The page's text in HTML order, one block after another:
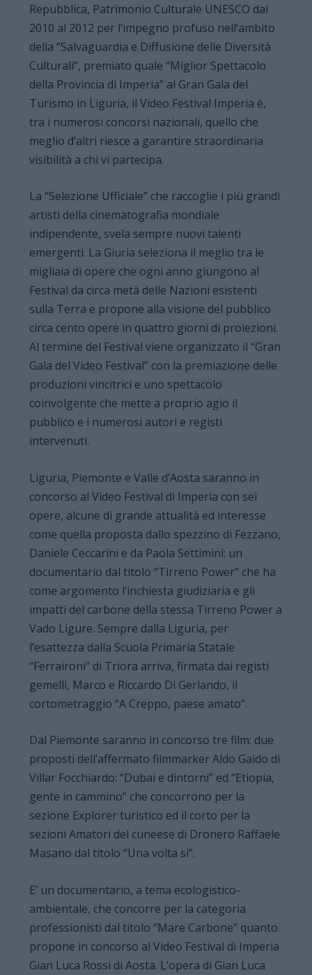
Repubblica, Patrimonio Culturale UNESCO dal
2010 al 2012 per l’impegno profuso nell’ambito
della “Salvaguardia e Diffusione delle Diversità
Culturali”, premiato quale “Miglior Spettacolo
della Provincia di Imperia” al Gran Gala del
Turismo in Liguria, il Video Festival Imperia è,
tra i numerosi concorsi nazionali, quello che
meglio d’altri riesce a garantire straordinaria
visibilità a chi vi partecipa.
La “Selezione Ufficiale” che raccoglie i più grandi
artisti della cinematografia mondiale
indipendente, svela sempre nuovi talenti
emergenti. La Giuria seleziona il meglio tra le
migliaia di opere che ogni anno giungono al
Festival da circa metà delle Nazioni esistenti
sulla Terra e propone alla visione del pubblico
circa cento opere in quattro giorni di proiezioni.
Al termine del Festival viene organizzato il “Gran
Gala del Video Festival” con la premiazione delle
produzioni vincitrici e uno spettacolo
coinvolgente che mette a proprio agio il
pubblico e i numerosi autori e registi
intervenuti.
Liguria, Piemonte e Valle d’Aosta saranno in
concorso al Video Festival di Imperia con sei
opere, alcune di grande attualità ed interesse
come quella proposta dallo spezzino di Fezzano,
Daniele Ceccarini e da Paola Settimini: un
documentario dal titolo “Tirreno Power” che ha
come argomento l’inchiesta giudiziaria e gli
impatti del carbone della stessa Tirreno Power a
Vado Ligure. Sempre dalla Liguria, per
l’esattezza dalla Scuola Primaria Statale
“Ferraironi” di Triora arriva, firmata dai registi
gemelli, Marco e Riccardo Di Gerlando, il
cortometraggio “A Creppo, paese amato”.
Dal Piemonte saranno in concorso tre film: due
proposti dell’affermato filmmarker Aldo Gaido di
Villar Focchiardo: “Dubai e dintorni” ed “Etiopia,
gente in cammino” che concorrono per la
sezione Explorer turistico ed il corto per la
sezioni Amatori del cuneese di Dronero Raffaele
Masano dal titolo “Una volta sì”.
E’ un documentario, a tema ecologistico-
ambientale, che concorre per la categoria
professionisti dal titolo “Mare Carbone” quanto
propone in concorso al Video Festival di Imperia
Gian Luca Rossi di Aosta. L’opera di Gian Luca